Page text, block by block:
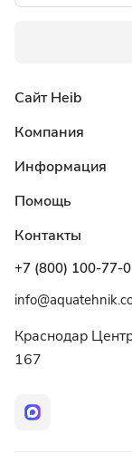
Сайт Heib
Компания
Информация
Помощь
Контакты
+7 (800) 100-77-
Краснодар
167